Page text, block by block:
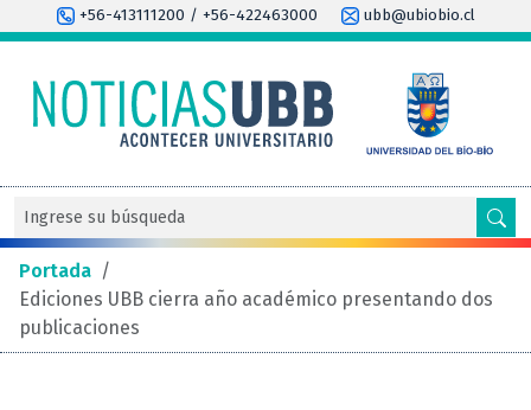
+56-413111200 / +56-422463000 ubb@ubiobio.cl
Portada /
Ediciones UBB cierra año académico presentando dos
publicaciones